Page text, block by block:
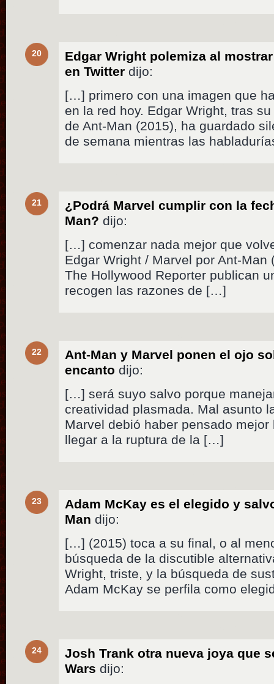
20
Edgar Wright polemiza al
en Twitter dijo:
[…] primero con una imagen que
en la red hoy. Edgar Wright, tras
de Ant-Man (2015), ha guardado
de semana mientras las
21
¿Podrá Marvel cumplir con la
Man? dijo:
[…] comenzar nada mejor que
Edgar Wright / Marvel por Ant-Man
The Hollywood Reporter publican
recogen las razones de […]
22
Ant-Man y Marvel ponen el ojo
encanto dijo:
[…] será suyo salvo porque
creatividad plasmada. Mal asunto
Marvel debió haber pensado
llegar a la ruptura de la […]
23
Adam McKay es el elegido y
Man dijo:
[…] (2015) toca a su final, o al
búsqueda de la discutible
Wright, triste, y la búsqueda de
Adam McKay se perfila como
24
Josh Trank otra nueva joya que
Wars dijo: